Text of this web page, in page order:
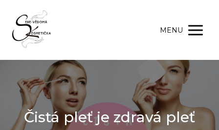
MENU
Čistá pleť je zdravá pleť